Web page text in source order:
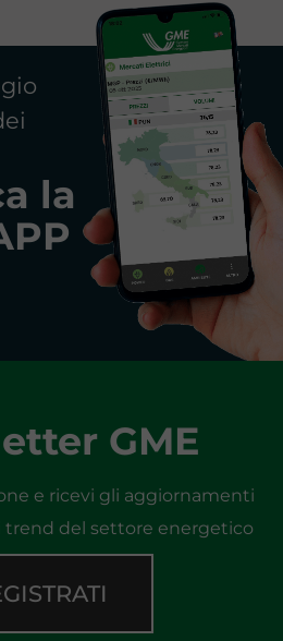
la
GME
e ricevi gli aggiornamenti
trend del settore energetico